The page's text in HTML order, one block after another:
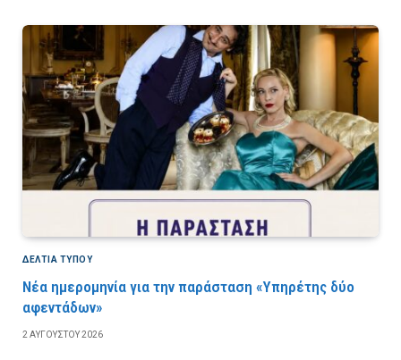
ΔΕΛΤΙΑ ΤΥΠΟΥ
Νέα ημερομηνία για την παράσταση «Υπηρέτης δύο
αφεντάδων»
2 ΑΥΓΟΎΣΤΟΥ 2026